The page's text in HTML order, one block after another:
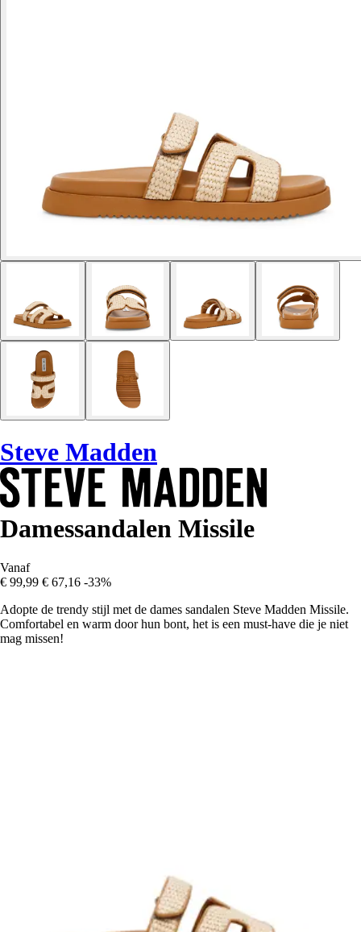
Steve Madden
Damessandalen Missile
Vanaf
€ 99,99 € 67,16 -33%
Adopte de trendy stijl met de dames sandalen Steve Madden Missile.
Comfortabel en warm door hun bont, het is een must-have die je niet
mag missen!